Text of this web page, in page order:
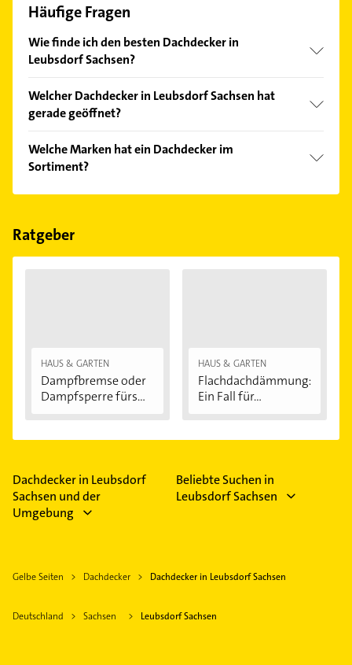
Häufige Fragen
Wie finde ich den besten Dachdecker in
Leubsdorf Sachsen?
Kundenmeinungen und profitieren Sie von den
Empfehlungen. Die Suchergebnisse können Sie sich
Welcher Dachdecker in Leubsdorf Sachsen hat
gerade geöffnet?
Bitte beachten Sie, dass diese an Sonn- und
Feiertagen abweichen können.
Welche Marken hat ein Dachdecker im
Sortiment?
Der Dachdecker verkauft Marken wie Braas, VELUX
Ratgeber
HAUS & GARTEN
Dampfbremse oder
Dampfsperre fürs...
HAUS & GARTEN
Flachdachdämmung:
Ein Fall für...
Dachdecker in Leubsdorf
Sachsen und der
Umgebung
Beliebte Suchen in
Leubsdorf Sachsen
Gelbe Seiten Dachdecker Dachdecker in Leubsdorf Sachsen
Deutschland Sachsen Leubsdorf Sachsen